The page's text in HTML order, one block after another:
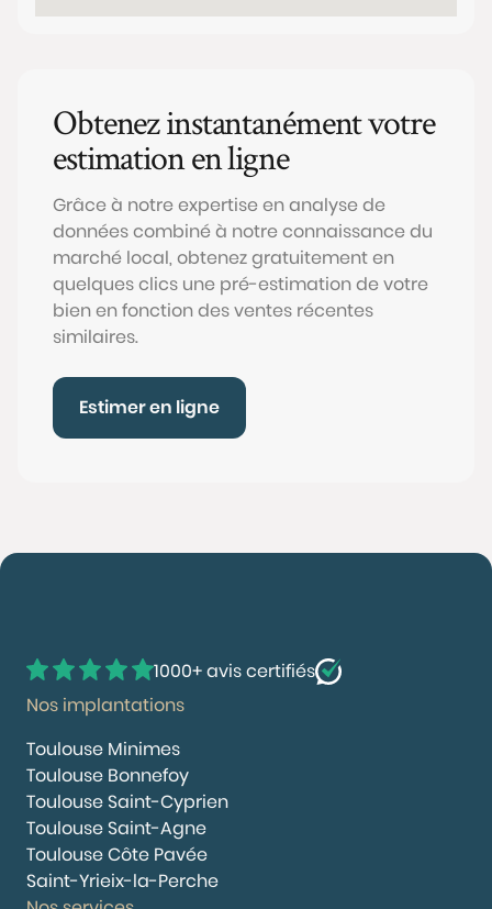
Obtenez instantanément votre
estimation en ligne
Grâce à notre expertise en analyse de
données combiné à notre connaissance du
marché local, obtenez gratuitement en
quelques clics une pré-estimation de votre
bien en fonction des ventes récentes
similaires.
Estimer en ligne
1000+ avis certifiés
Nos implantations
Toulouse Minimes
Toulouse Bonnefoy
Toulouse Saint-Cyprien
Toulouse Saint-Agne
Toulouse Côte Pavée
Saint-Yrieix-la-Perche